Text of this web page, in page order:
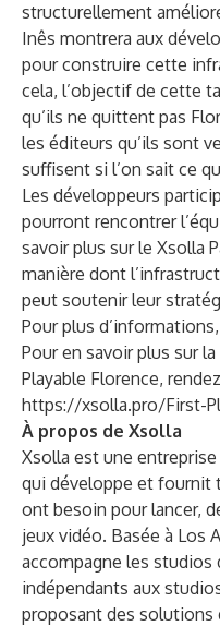
structurellement
Inês montrera aux
pour construire cette
cela, l’objectif de cette
qu’ils ne quittent pas
les éditeurs qu’ils sont
suffisent si l’on sait ce
Les développeurs
pourront rencontrer
savoir plus sur le Xsolla
manière dont
peut soutenir leur
Pour plus
Pour en savoir plus sur
Playable Florence,
https://xsolla.pro/First-
À propos de Xsolla
Xsolla est une
qui développe et fournit
ont besoin pour lancer,
jeux vidéo. Basée à Los
accompagne les
indépendants aux
proposant des solutions